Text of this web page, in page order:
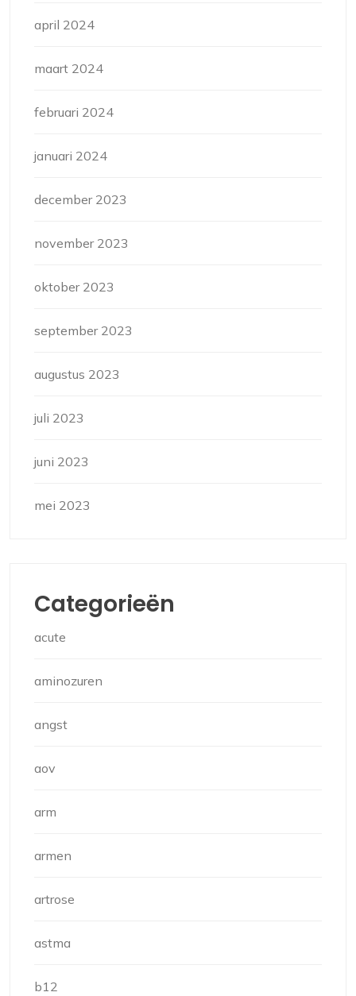
april 2024
maart 2024
februari 2024
januari 2024
december 2023
november 2023
oktober 2023
september 2023
augustus 2023
juli 2023
juni 2023
mei 2023
Categorieën
acute
aminozuren
angst
aov
arm
armen
artrose
astma
b12